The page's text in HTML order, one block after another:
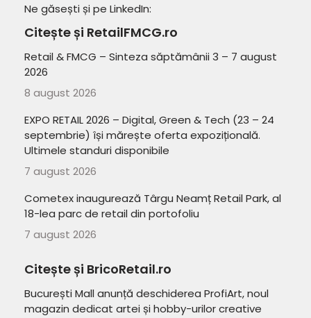
Ne găsești și pe LinkedIn:
Citește și RetailFMCG.ro
Retail & FMCG – Sinteza săptămânii 3 – 7 august
2026
8 august 2026
EXPO RETAIL 2026 – Digital, Green & Tech (23 – 24
septembrie) își mărește oferta expozițională.
Ultimele standuri disponibile
7 august 2026
Cometex inaugurează Târgu Neamț Retail Park, al
18-lea parc de retail din portofoliu
7 august 2026
Citește și BricoRetail.ro
București Mall anunță deschiderea ProfiArt, noul
magazin dedicat artei și hobby-urilor creative